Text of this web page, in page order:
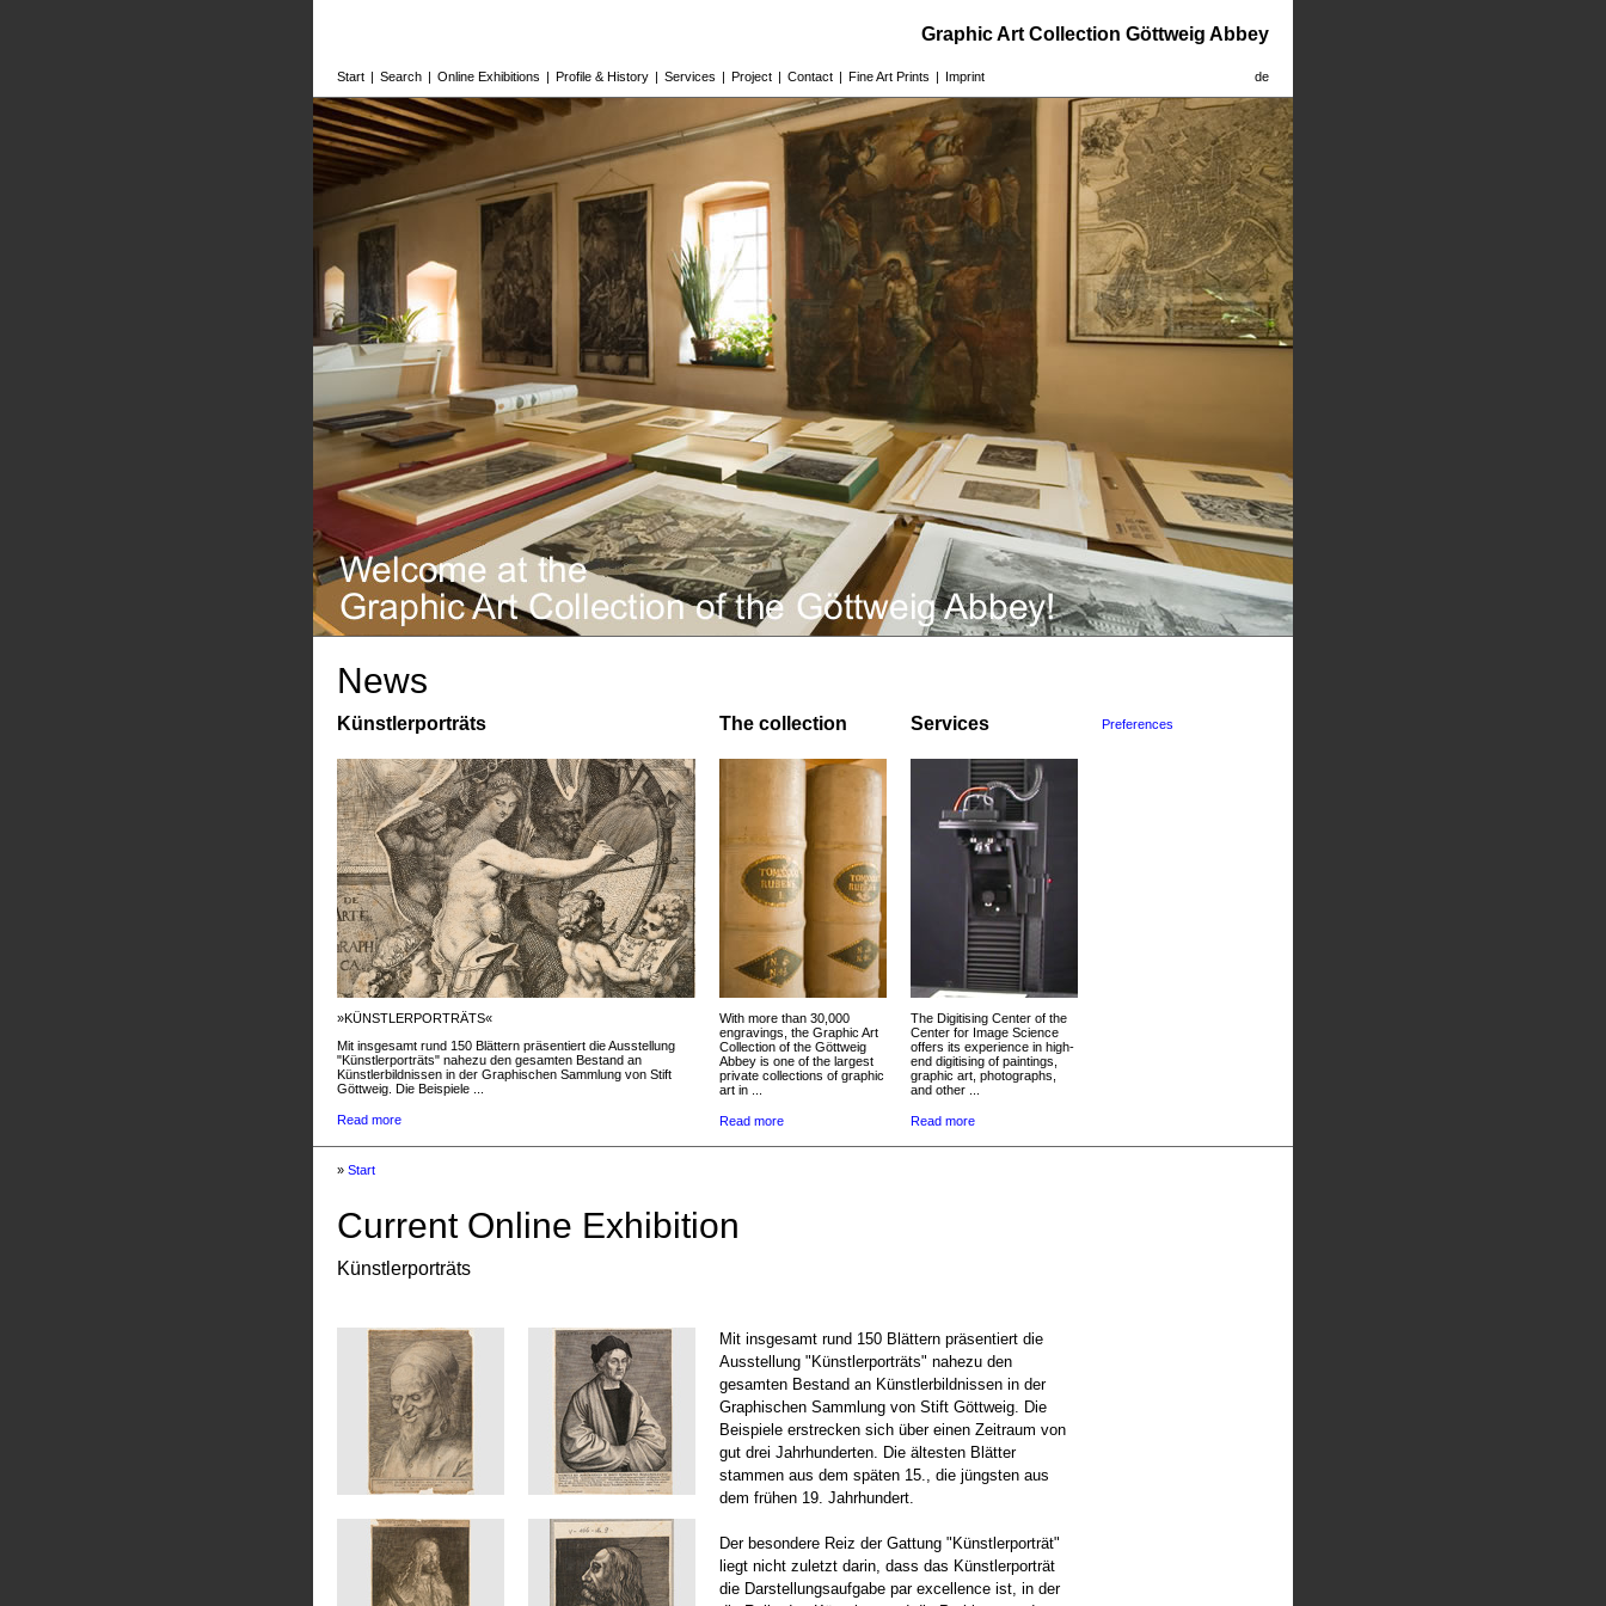
Graphic Art Collection Göttweig Abbey
de
Start | Search | Online Exhibitions | Profile & History | Services | Project | Contact | Fine Art Prints | Imprint
News
Künstlerporträts
»KÜNSTLERPORTRÄTS«
Mit insgesamt rund 150 Blättern präsentiert die Ausstellung
"Künstlerporträts" nahezu den gesamten Bestand an
Künstlerbildnissen in der Graphischen Sammlung von Stift
Göttweig. Die Beispiele ...
Read more
The collection
With more than 30,000
engravings, the Graphic Art
Collection of the Göttweig
Abbey is one of the largest
private collections of graphic
art in ...
Read more
Services
The Digitising Center of the
Center for Image Science
offers its experience in high-
end digitising of paintings,
graphic art, photographs,
and other ...
Read more
Preferences
» Start
Current Online Exhibition
Künstlerporträts
Mit insgesamt rund 150 Blättern präsentiert die
Ausstellung "Künstlerporträts" nahezu den
gesamten Bestand an Künstlerbildnissen in der
Graphischen Sammlung von Stift Göttweig. Die
Beispiele erstrecken sich über einen Zeitraum von
gut drei Jahrhunderten. Die ältesten Blätter
stammen aus dem späten 15., die jüngsten aus
dem frühen 19. Jahrhundert.
Der besondere Reiz der Gattung "Künstlerporträt"
liegt nicht zuletzt darin, dass das Künstlerporträt
die Darstellungsaufgabe par excellence ist, in der